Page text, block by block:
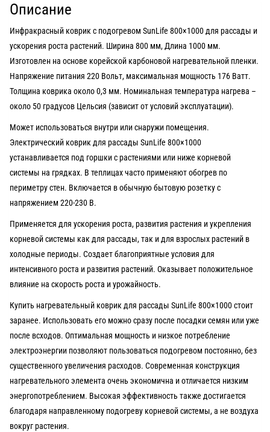
Описание
Инфракрасный коврик с подогревом SunLife 800×1000 для рассады и
ускорения роста растений. Ширина 800 мм, Длина 1000 мм.
Изготовлен на основе корейской карбоновой нагревательной пленки.
Напряжение питания 220 Вольт, максимальная мощность 176 Ватт.
Толщина коврика около 0,3 мм. Номинальная температура нагрева –
около 50 градусов Цельсия (зависит от условий эксплуатации).
Может использоваться внутри или снаружи помещения.
Электрический коврик для рассады SunLife 800×1000
устанавливается под горшки с растениями или ниже корневой
системы на грядках. В теплицах часто применяют обогрев по
периметру стен. Включается в обычную бытовую розетку с
напряжением 220-230 В.
Применяется для ускорения роста, развития растения и укрепления
корневой системы как для рассады, так и для взрослых растений в
холодные периоды. Создает благоприятные условия для
интенсивного роста и развития растений. Оказывает положительное
влияние на скорость роста и урожайность.
Купить нагревательный коврик для рассады SunLife 800×1000 стоит
заранее. Использовать его можно сразу после посадки семян или уже
после всходов. Оптимальная мощность и низкое потребление
электроэнергии позволяют пользоваться подогревом постоянно, без
существенного увеличения расходов. Современная конструкция
нагревательного элемента очень экономична и отличается низким
энергопотреблением. Высокая эффективность также достигается
благодаря направленному подогреву корневой системы, а не воздуха
вокруг растения.